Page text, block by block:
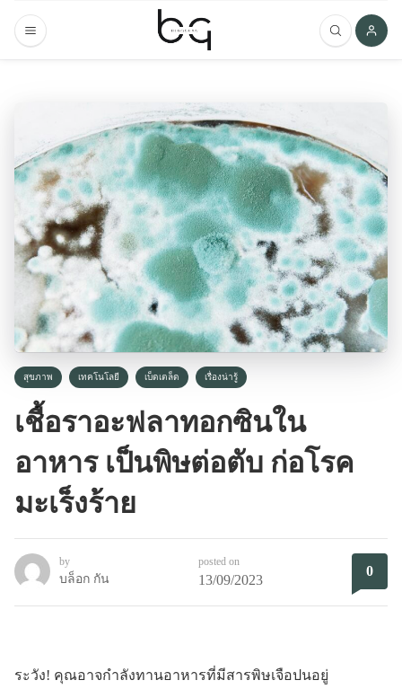
สุขภาพ เทคโนโลยี เบ็ดเตล็ด เรื่องน่ารู้
เชื้อราอะฟลาทอกซินใน
อาหาร เป็นพิษต่อตับ ก่อโรค
มะเร็งร้าย
by
บล็อก กัน
posted on
13/09/2023
0
ระวัง! คุณอาจกำลังทานอาหารที่มีสารพิษเจือปนอยู่